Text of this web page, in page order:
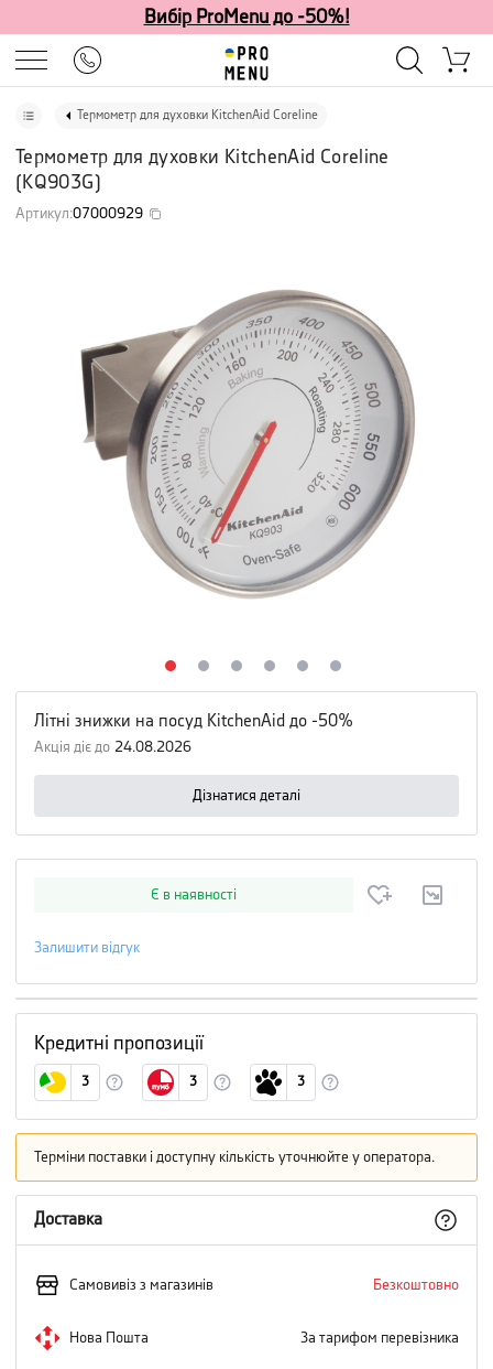
Вибір ProMenu до -50%!
Термометр для духовки KitchenAid Coreline
Термометр для духовки KitchenAid Coreline
( KQ903G)
Артикул:07000929
Літні знижки на посуд KitchenAid до -50%
Акція діє до 24.08.2026
Дізнатися деталі
Є в наявності
Залишити відгук
Кредитні пропозиції
3 3 3
Терміни поставки і доступну кількість уточнюйте у оператора.
Доставка
Самовивіз з магазинів Безкоштовно
Нова Пошта За тарифом перевізника